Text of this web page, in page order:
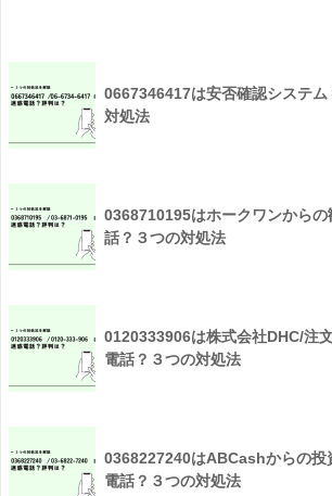
0667346417は安否確認システ
対処法
0368710195はホークワンから
話？３つの対処法
0120333906は株式会社DHC/注
電話？３つの対処法
0368227240はABCashからの投
電話？３つの対処法